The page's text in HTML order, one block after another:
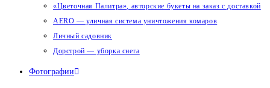
«Цветочная Палитра», авторские букеты на заказ с доставкой
AERO — уличная система уничтожения комаров
Личный садовник
Дорстрой — уборка снега
Фотографии